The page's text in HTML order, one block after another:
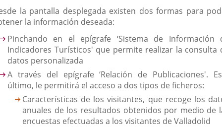
una
la pantalla desplegada existen dos formas para
la información deseada:
Pinchando en el epígrafe ‘Sistema de Información
Indicadores Turísticos' que permite realizar la consulta
datos personalizada
A través del epígrafe ‘Relación de Publicaciones'.
último, le permitirá el acceso a dos tipos de ficheros:
Características de los visitantes, que recoge los
anuales de los resultados obtenidos por medio de
encuestas efectuadas a los visitantes de Valladolid